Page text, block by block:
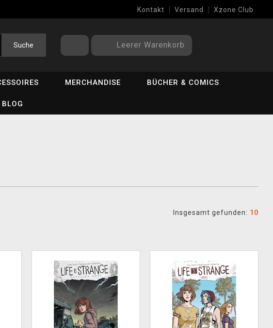
Kontakt Versand Xzone Club
Suche Leerer Warenkorb
MERCHANDISE BÜCHER & COMICS
BLOG
Insgesamt gefunden: 10